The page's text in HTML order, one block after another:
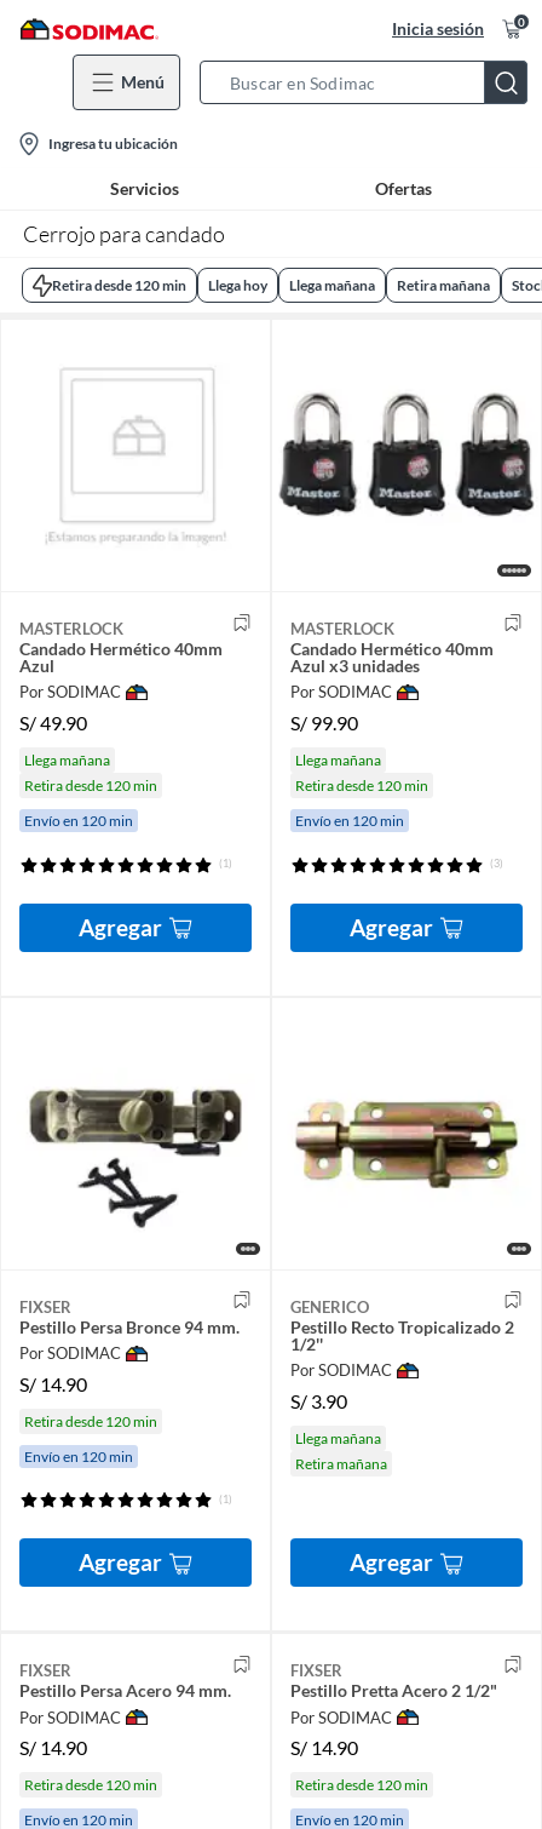
Inicia sesión 0
Menú
Bar
location-
icon
Ingresa tu ubicación
Servicios Ofertas
Cerrojo para candado
Retira desde 120 min Llega hoy Llega mañana Retira mañana
MASTERLOCK
Candado Hermético 40mm
Azul
Por SODIMAC
S/49.90
Llega mañana
Retira desde 120 min
Envío en 120 min
(1)
Agregar
MASTERLOCK
Candado Hermético 40mm
Azul x3 unidades
Por SODIMAC
S/ 99.90
Llega mañana
Retira desde 120 min
Envío en 120 min
(3)
Agregar
FIXSER
Pestillo Persa Bronce 94 mm.
Por SODIMAC
S/ 14.90
Retira desde 120 min
Envío en 120 min
(1)
Agregar
GENERICO
Pestillo Recto Tropicalizado 2
1/2''
Por SODIMAC
S/ 3.90
Llega mañana
Retira mañana
Agregar
FIXSER
Pestillo Persa Acero 94 mm.
Por SODIMAC
S/ 14.90
Retira desde 120 min
Envío en 120 min
FIXSER
Pestillo Pretta Acero 2 1/2"
Por SODIMAC
S/ 14.90
Retira desde 120 min
Envío en 120 min